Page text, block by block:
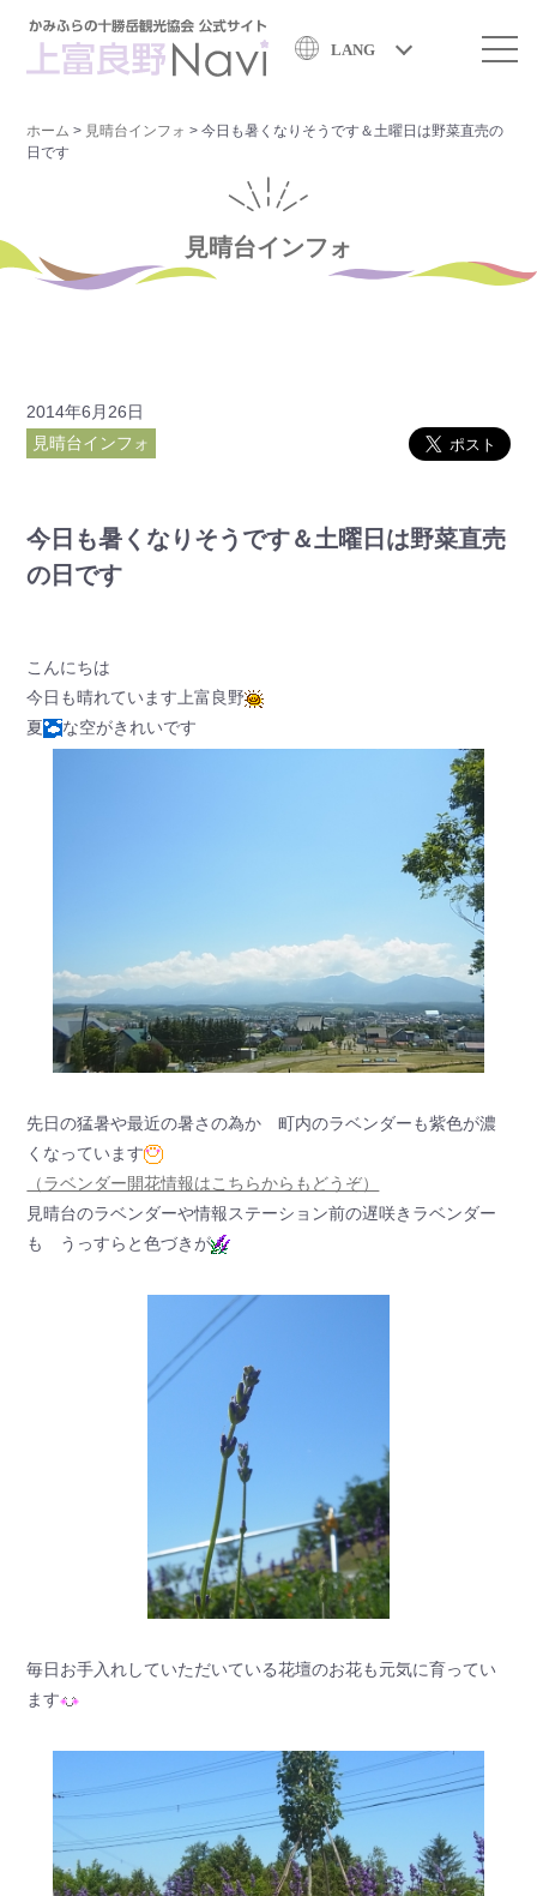
LANG
ホーム > 見晴台インフォ >今日も暑くなりそうです＆土曜日は野菜直売の
日です
見晴台インフォ
2014年6月26日
見晴台インフォ
今日も暑くなりそうです＆土曜日は野菜直売
の日です
こんにちは
今日も晴れています上富良野
夏
な空がきれいです
先日の猛暑や最近の暑さの為か 町内のラベンダーも紫色が濃
くなっています
（ラベンダー開花情報はこちらからもどうぞ）
見晴台のラベンダーや情報ステーション前の遅咲きラベンダー
も うっすらと色づきが
毎日お手入れしていただいている花壇のお花も元気に育ってい
ます